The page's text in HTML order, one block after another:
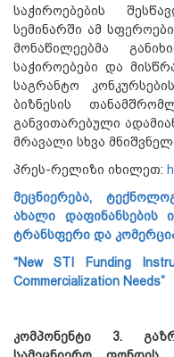
საჭიროებების
სემინარში ამ
მონაწილეებმა
საჭიროებები და
საგრანტო
ბიზნესის
განვითარებული
მრავალი სხვა
პრეს-რელიზი იხილეთ:
მეცნიერება,
ახალი დაფინანსების
ტრანსფერი და
“New STI Funding
Commercialization Needs”
კომპონენტი 3.